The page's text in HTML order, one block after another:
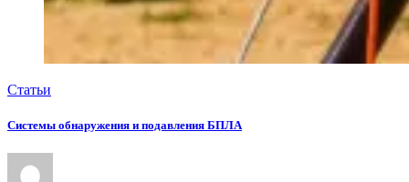
Статьи
Системы обнаружения и подавления БПЛА